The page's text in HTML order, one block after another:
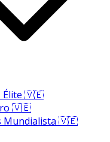
Élite 🇻🇪
🇻🇪
Mundialista 🇻🇪